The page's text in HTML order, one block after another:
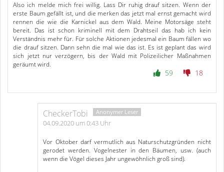
Also ich melde mich frei willig. Lass Dir ruhig drauf sitzen. Wenn der
erste Baum gefällt ist, und die merken das jetzt mal ernst gemacht wird
rennen die wie die Karnickel aus dem Wald. Meine Motorsäge steht
bereit. Das ist schon kriminell mit dem Drahtseil das hab ich kein
Verständnis mehr für. Für solche Aktionen jedesmal ein Baum fällen wo
die drauf sitzen. Dann sehn die mal wie das ist. Es ist geplant das wird
sich jetzt nur verzögern, bis der Wald mit Polizeilicher Maßnahmen
geräumt wird.
59 18
CheckerTobi
04.09.2020 um 0:43 Uhr
Vor Oktober darf vermutlich aus Naturschutzgründen nicht
gerodet werden. Vogelnester in den Bäumen, usw. (auch
wenn die Vögel dieses Jahr ungewöhnlich groß sind).